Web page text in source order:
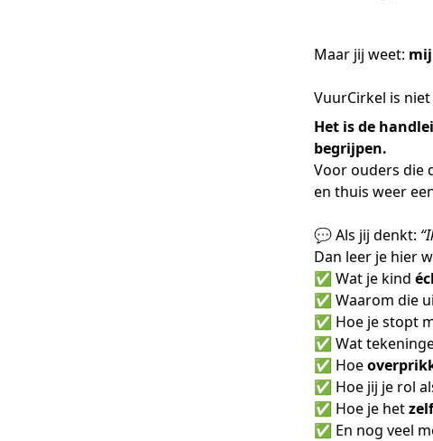
Maar jij weet:
VuurCirkel is
Het is de
begrijpen.
Voor ouders die
en thuis weer
💬 Als jij denkt:
Dan leer je hier
✅ Wat je kind
✅ Waarom die
✅ Hoe je stopt
✅ Wat
✅ Hoe
✅ Hoe jij je rol
✅ Hoe je het
✅ En nog veel